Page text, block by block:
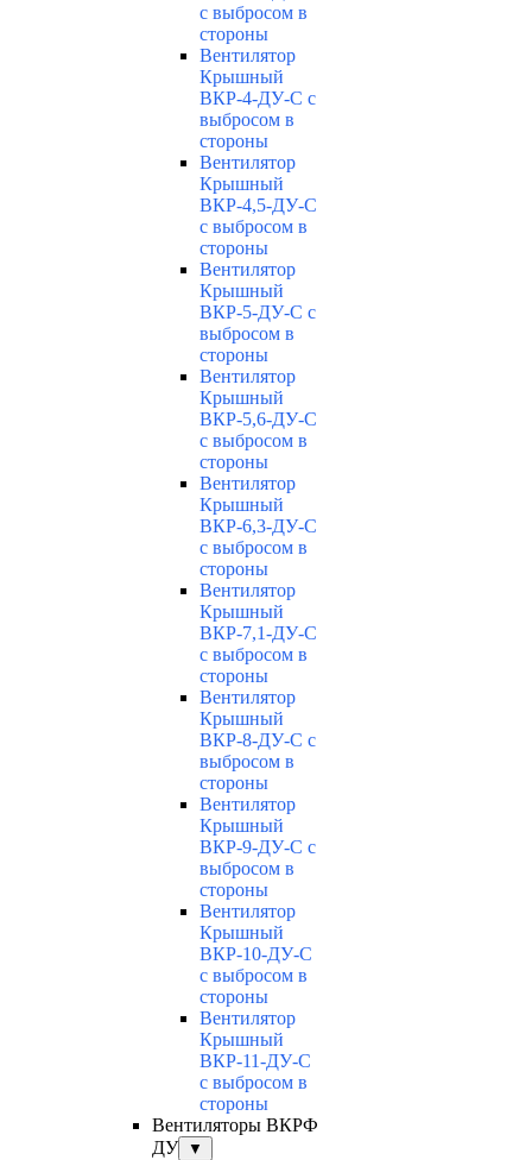
с выбросом в
стороны
Вентилятор
Крышный
ВКР-4-ДУ-С с
выбросом в
стороны
Вентилятор
Крышный
ВКР-4,5-ДУ-С
с выбросом в
стороны
Вентилятор
Крышный
ВКР-5-ДУ-С с
выбросом в
стороны
Вентилятор
Крышный
ВКР-5,6-ДУ-С
с выбросом в
стороны
Вентилятор
Крышный
ВКР-6,3-ДУ-С
с выбросом в
стороны
Вентилятор
Крышный
ВКР-7,1-ДУ-С
с выбросом в
стороны
Вентилятор
Крышный
ВКР-8-ДУ-С с
выбросом в
стороны
Вентилятор
Крышный
ВКР-9-ДУ-С с
выбросом в
стороны
Вентилятор
Крышный
ВКР-10-ДУ-С
с выбросом в
стороны
Вентилятор
Крышный
ВКР-11-ДУ-С
с выбросом в
стороны
Вентиляторы ВКРФ
ДУ
▼